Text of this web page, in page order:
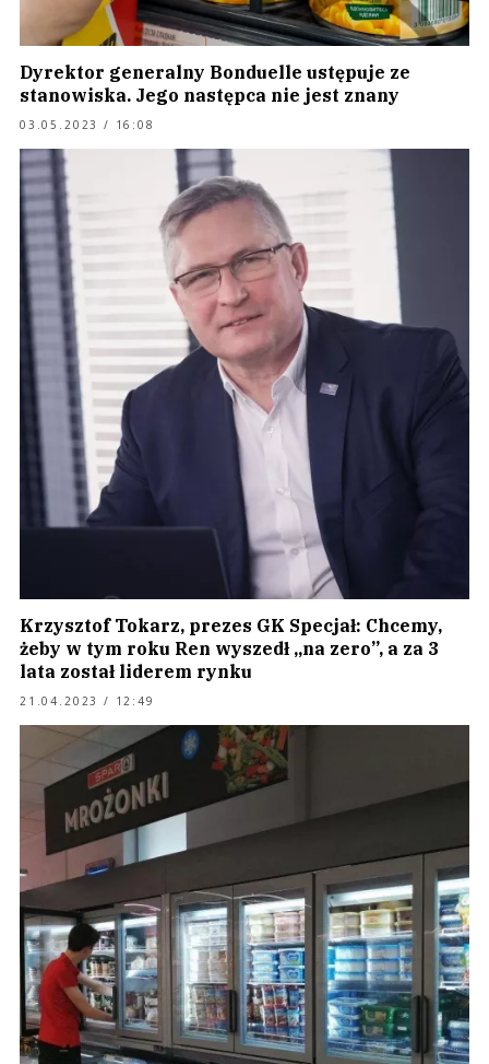
Dyrektor generalny Bonduelle ustępuje ze
stanowiska. Jego następca nie jest znany
03.05.2023 / 16:08
Krzysztof Tokarz, prezes GK Specjał: Chcemy,
żeby w tym roku Ren wyszedł „na zero”, a za 3
lata został liderem rynku
21.04.2023 / 12:49